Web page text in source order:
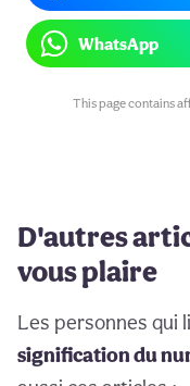
WhatsApp
This page contains
D'autres
vous plaire
Les personnes qui
signification du